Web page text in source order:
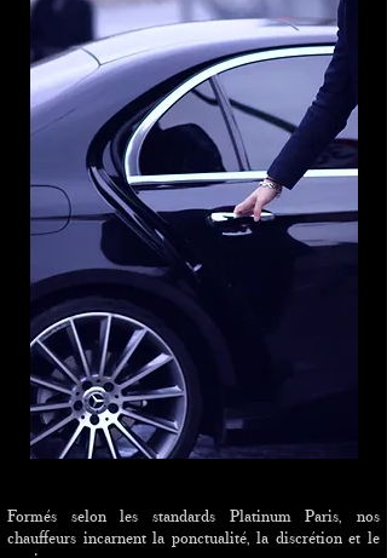
Formés selon les standards Platinum Paris, nos
chauffeurs incarnent la ponctualité, la discrétion et le